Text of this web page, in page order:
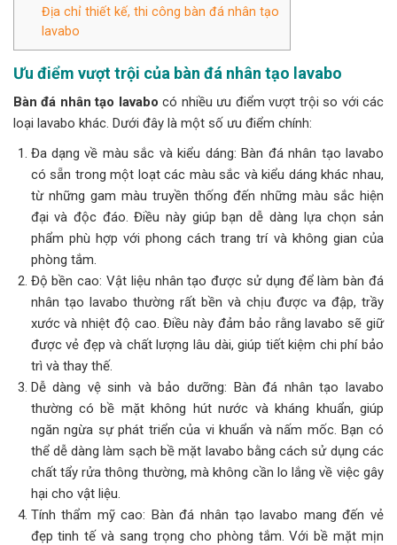
Địa chỉ thiết kế, thi công bàn đá nhân tạo
lavabo
Ưu điểm vượt trội của bàn đá nhân tạo lavabo
Bàn đá nhân tạo lavabo có nhiều ưu điểm vượt trội so với các
loại lavabo khác. Dưới đây là một số ưu điểm chính:
Đa dạng về màu sắc và kiểu dáng: Bàn đá nhân tạo lavabo
có sẵn trong một loạt các màu sắc và kiểu dáng khác nhau,
từ những gam màu truyền thống đến những màu sắc hiện
đại và độc đáo. Điều này giúp bạn dễ dàng lựa chọn sản
phẩm phù hợp với phong cách trang trí và không gian của
phòng tắm.
Độ bền cao: Vật liệu nhân tạo được sử dụng để làm bàn đá
nhân tạo lavabo thường rất bền và chịu được va đập, trầy
xước và nhiệt độ cao. Điều này đảm bảo rằng lavabo sẽ giữ
được vẻ đẹp và chất lượng lâu dài, giúp tiết kiệm chi phí bảo
trì và thay thế.
Dễ dàng vệ sinh và bảo dưỡng: Bàn đá nhân tạo lavabo
thường có bề mặt không hút nước và kháng khuẩn, giúp
ngăn ngừa sự phát triển của vi khuẩn và nấm mốc. Bạn có
thể dễ dàng làm sạch bề mặt lavabo bằng cách sử dụng các
chất tẩy rửa thông thường, mà không cần lo lắng về việc gây
hại cho vật liệu.
Tính thẩm mỹ cao: Bàn đá nhân tạo lavabo mang đến vẻ
đẹp tinh tế và sang trọng cho phòng tắm. Với bề mặt mịn